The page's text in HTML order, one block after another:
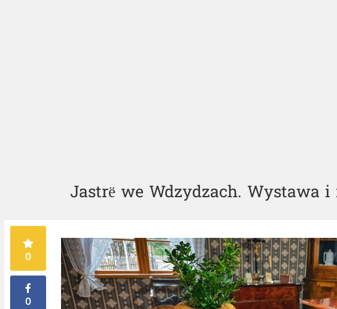
Jastrë we Wdzydzach. Wystawa
0
0